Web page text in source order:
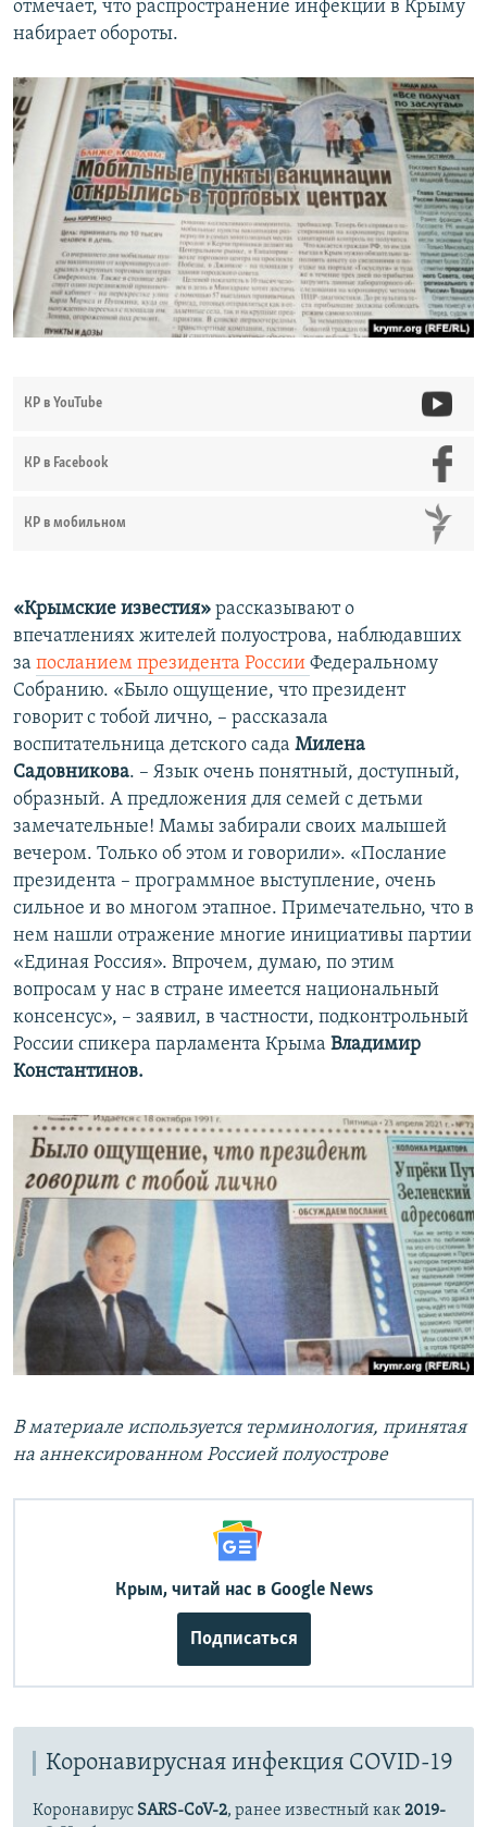
отмечает, что распространение инфекции в Крыму
набирает обороты.
КР в YouTube
КР в Facebook
КР в мобильном
«Крымские известия» рассказывают о
впечатлениях жителей полуострова, наблюдавших
за посланием президента России Федеральному
Собранию. «Было ощущение, что президент
говорит с тобой лично, – рассказала
воспитательница детского сада Милена
Садовникова. – Язык очень понятный, доступный,
образный. А предложения для семей с детьми
замечательные! Мамы забирали своих малышей
вечером. Только об этом и говорили». «Послание
президента – программное выступление, очень
сильное и во многом этапное. Примечательно, что в
нем нашли отражение многие инициативы партии
«Единая Россия». Впрочем, думаю, по этим
вопросам у нас в стране имеется национальный
консенсус», – заявил, в частности, подконтрольный
России спикера парламента Крыма Владимир
Константинов.
В материале используется терминология, принятая
на аннексированном Россией полуострове
Крым, читай нас в Google News
Подписаться
Коронавирусная инфекция COVID-19
Коронавирус SARS-CoV-2, ранее известный как2019-